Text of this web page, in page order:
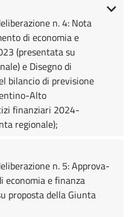
n. 4: Nota
di economia e
(presentata su
e Disegno di
bilancio di previsione
Alto
finanziari 2024-
regionale);
n. 5: Approva-
economia e finanza
proposta della Giunta